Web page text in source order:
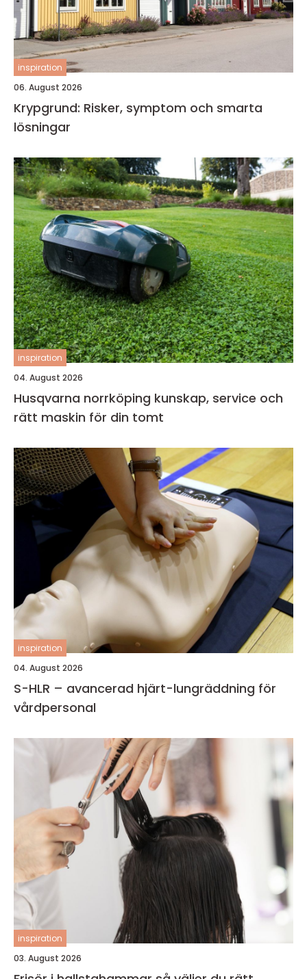
inspiration
06. August 2026
Krypgrund: Risker, symptom och smarta
lösningar
inspiration
04. August 2026
Husqvarna norrköping kunskap, service och
rätt maskin för din tomt
inspiration
04. August 2026
S-HLR – avancerad hjärt-lungräddning för
vårdpersonal
inspiration
03. August 2026